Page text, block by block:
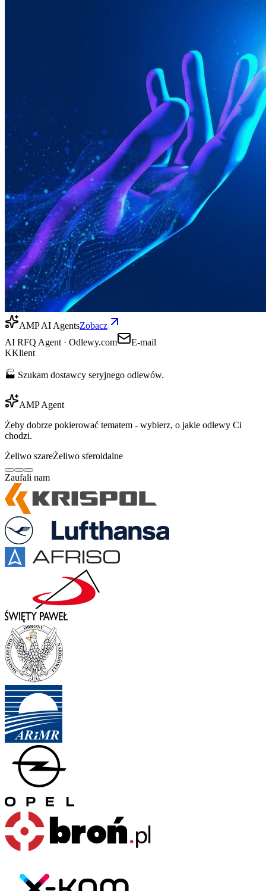
AMP AI AgentsZobacz
AI RFQ Agent · Odlewy.com
E-mail
KKlient
🏭 Szukam dostawcy seryjnego odlewów.
AMP Agent
Żeby dobrze pokierować tematem - wybierz, o jakie odlewy Ci
chodzi.
Żeliwo szareŻeliwo sferoidalne
Zaufali nam